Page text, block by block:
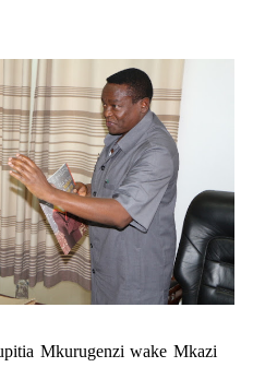
Mkurugenzi wake Mkazi